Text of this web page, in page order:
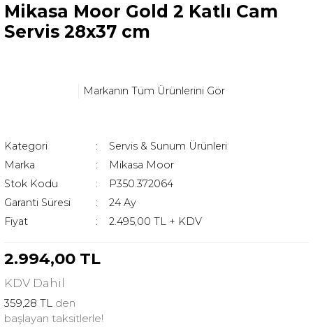
Mikasa Moor Gold 2 Katlı Cam
Servis 28x37 cm
Markanın Tüm Ürünlerini Gör
Kategori
Servis & Sunum Ürünleri
Marka
Mikasa Moor
Stok Kodu
P350.372064
Garanti Süresi
24 Ay
Fiyat
2.495,00 TL + KDV
2.994,00 TL
KDV Dahil
359,28 TL den
başlayan taksitlerle!